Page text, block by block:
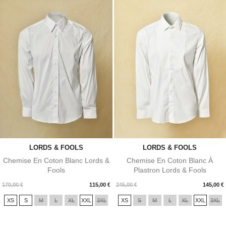
LORDS & FOOLS
Chemise En Coton Blanc Lords &
Fools
170,00 € 115,00 €
Prix
XS S M L XL XXL 3XL
LORDS & FOOLS
Chemise En Coton Blanc À
Plastron Lords & Fools
245,00 € 145,00 €
Prix
XS S M L XL XXL 3XL